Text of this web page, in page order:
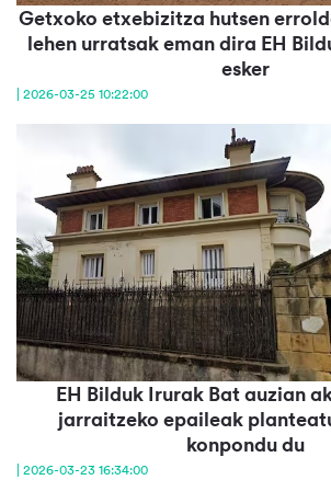
Getxoko etxebizitza hutsen
lehen urratsak eman dira EH
esker
| 2026-03-25 10:22:00
EH Bilduk Irurak Bat auzian
jarraitzeko epaileak
konpondu du
| 2026-03-23 16:34:00